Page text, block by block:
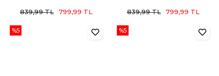
839,99 TL 799,99 TL 839,99 TL 799,99 TL
%5 %5